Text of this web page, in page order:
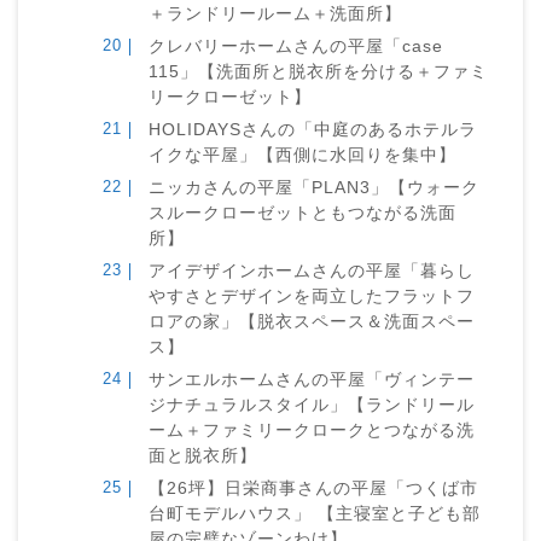
＋ランドリールーム＋洗面所】
クレバリーホームさんの平屋「case
115」【洗面所と脱衣所を分ける＋ファミ
リークローゼット】
HOLIDAYSさんの「中庭のあるホテルラ
イクな平屋」【西側に水回りを集中】
ニッカさんの平屋「PLAN3」【ウォーク
スルークローゼットともつながる洗面
所】
アイデザインホームさんの平屋「暮らし
やすさとデザインを両立したフラットフ
ロアの家」【脱衣スペース＆洗面スペー
ス】
サンエルホームさんの平屋「ヴィンテー
ジナチュラルスタイル」【ランドリール
ーム＋ファミリークロークとつながる洗
面と脱衣所】
【26坪】日栄商事さんの平屋「つくば市
台町モデルハウス」 【主寝室と子ども部